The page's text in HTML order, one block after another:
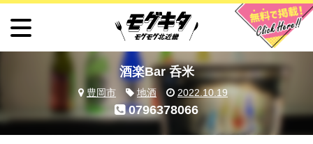
酒楽Bar 呑米
豊岡市 地酒 2022.10.19
0796378066